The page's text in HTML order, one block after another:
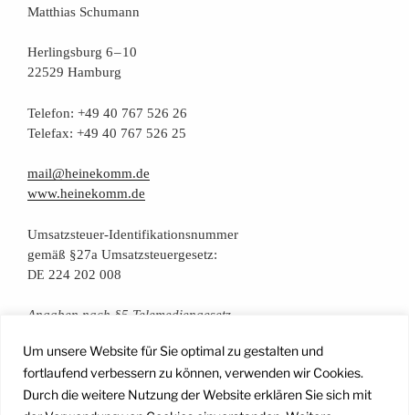
Um unsere Website für Sie optimal zu gestalten und
fortlaufend verbessern zu können, verwenden wir Cookies.
Durch die weitere Nutzung der Website erklären Sie sich mit
Mat­thi­as Schumann
Her­lings­burg 6 – 10
22529 Hamburg
Tele­fon: +49 40 767 526 26
Tele­fax: +49 40 767 526 25
mail@heinekomm.de
www.heinekomm.de
Umsatz­steu­er-Iden­ti­fi­ka­ti­ons­num­mer
gemäß §27a Umsatzsteuergesetz:
DE 224 202 008
Anga­ben nach §5 Telemediengesetz
Daten­schutz­er­klä­rung